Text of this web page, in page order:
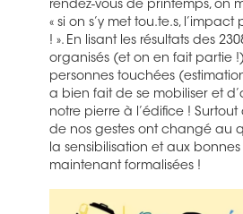
rendez-vous de printemps, on
« si on s’y met tou.te.s,
! ». En lisant les résultats des
organisés (et on en fait partie
personnes touchées
a bien fait de se mobiliser et
notre pierre à l’édifice !
de nos gestes ont changé au
la sensibilisation et aux
maintenant formalisées !